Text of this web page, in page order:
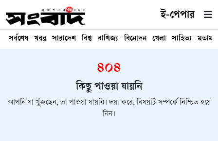
ই-পেপার
সর্বশেষ খবর সারাদেশ বিশ্ব বাণিজ্য বিনোদন খেলা সাহিত্য মতামত
৪০৪
কিছু পাওয়া যায়নি
আপনি যা খুঁজছেন, তা পাওয়া যায়নি। দয়া করে, বিষয়টি সম্পর্কে নিশ্চিত হয়ে
নিন।